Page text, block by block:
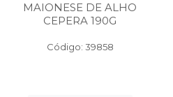
MAIONESE DE ALHO
CEPERA 190G
Código: 39858